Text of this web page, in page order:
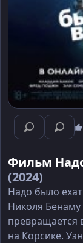
Фильм
(2024)
Надо было
Николя
превращается
на Корсике.